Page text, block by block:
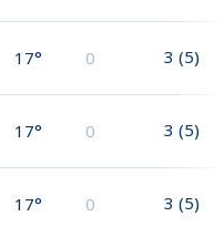
17° 0 3 (5)
17° 0 3 (5)
17° 0 3 (5)